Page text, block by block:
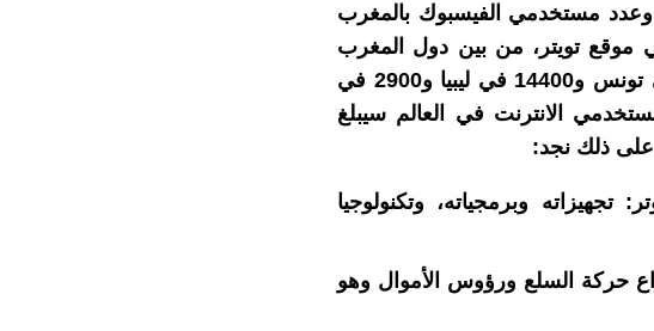
الإحصاءات أن عدد مستخدمي الانترنيت في المغرب 16م، وعدد مستخدمي الفيسبوك بالمغرب
موقع تويتر، من بين دول المغرب
في الجزائر و33500 في تونس و14400 في ليبيا و2900 في
الانترنت في العالم سيبلغ
تجهيزاته وبرمجياته، وتكنولوجيا
حركة السلع ورؤوس الأموال وهو